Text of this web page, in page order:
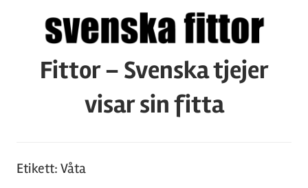
Fittor – Svenska tjejer
visar sin fitta
Etikett: Våta